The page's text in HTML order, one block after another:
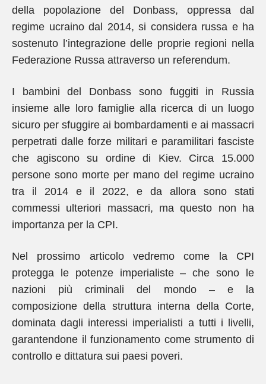
della popolazione del Donbass, oppressa dal
regime ucraino dal 2014, si considera russa e ha
sostenuto l’integrazione delle proprie regioni nella
Federazione Russa attraverso un referendum.
I bambini del Donbass sono fuggiti in Russia
insieme alle loro famiglie alla ricerca di un luogo
sicuro per sfuggire ai bombardamenti e ai massacri
perpetrati dalle forze militari e paramilitari fasciste
che agiscono su ordine di Kiev. Circa 15.000
persone sono morte per mano del regime ucraino
tra il 2014 e il 2022, e da allora sono stati
commessi ulteriori massacri, ma questo non ha
importanza per la CPI.
Nel prossimo articolo vedremo come la CPI
protegga le potenze imperialiste – che sono le
nazioni più criminali del mondo – e la
composizione della struttura interna della Corte,
dominata dagli interessi imperialisti a tutti i livelli,
garantendone il funzionamento come strumento di
controllo e dittatura sui paesi poveri.